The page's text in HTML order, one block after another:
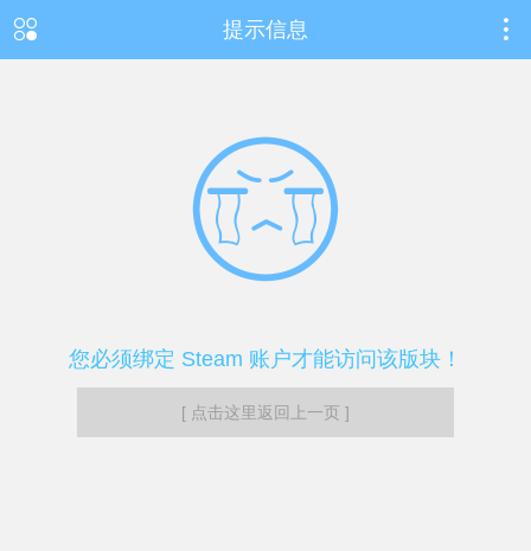
提示信息
您必须绑定 Steam 账户才能访问该版块！
[ 点击这里返回上一页 ]